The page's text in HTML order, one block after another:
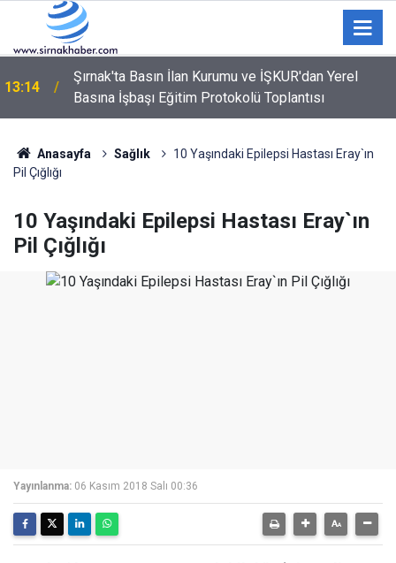
13:00
Yaz Konserleri ile yazın ritmi Atatürk Kültür
Merkezi'nde atacak
Anasayfa Sağlık
10 Yaşındaki Epilepsi Hastası Eray`ın
Pil Çığlığı
10 Yaşındaki Epilepsi Hastası Eray`ın
Pil Çığlığı
Yayınlanma: 06 Kasım 2018 Salı 00:36